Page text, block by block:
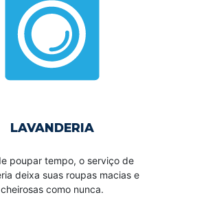
LAVANDERIA
poupar tempo, o serviço de
deixa suas roupas macias e
cheirosas como nunca.